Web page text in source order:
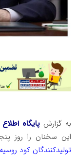
به گزارش پایگاه
این سخنان را روز پنجشنبه ۲۶ تیر ۱۴۰۴ در
تولیدکنندگان کود